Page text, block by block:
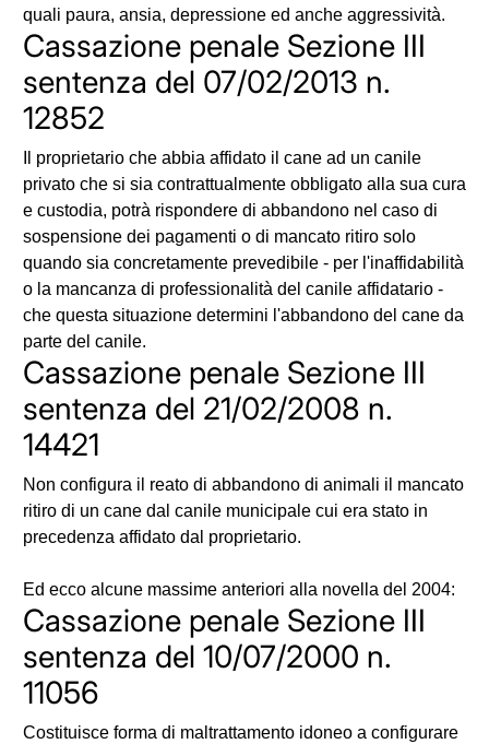
quali paura, ansia, depressione ed anche aggressività.
Cassazione penale Sezione III
sentenza del 07/02/2013 n.
12852
Il proprietario che abbia affidato il cane ad un canile
privato che si sia contrattualmente obbligato alla sua cura
e custodia, potrà rispondere di abbandono nel caso di
sospensione dei pagamenti o di mancato ritiro solo
quando sia concretamente prevedibile - per l'inaffidabilità
o la mancanza di professionalità del canile affidatario -
che questa situazione determini l'abbandono del cane da
parte del canile.
Cassazione penale Sezione III
sentenza del 21/02/2008 n.
14421
Non configura il reato di abbandono di animali il mancato
ritiro di un cane dal canile municipale cui era stato in
precedenza affidato dal proprietario.
Ed ecco alcune massime anteriori alla novella del 2004:
Cassazione penale Sezione III
sentenza del 10/07/2000 n.
11056
Costituisce forma di maltrattamento idoneo a configurare